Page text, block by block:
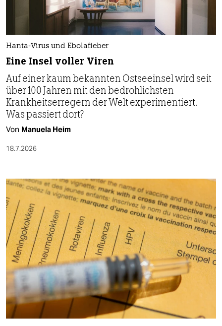
Hanta-Virus und Ebolafieber
Eine Insel voller Viren
Auf einer kaum bekannten Ostseeinsel wird seit
über 100 Jahren mit den bedrohlichsten
Krankheitserregern der Welt experimentiert.
Was passiert dort?
Von Manuela Heim
18.7.2026